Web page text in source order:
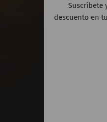
Suscríbete
descuento en